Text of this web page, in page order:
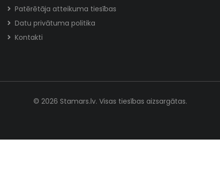
Patērētāja atteikuma tiesības
Datu privātuma politika
Kontakti
© 2026 Stamars.lv. Visas tiesības aizsargātas.